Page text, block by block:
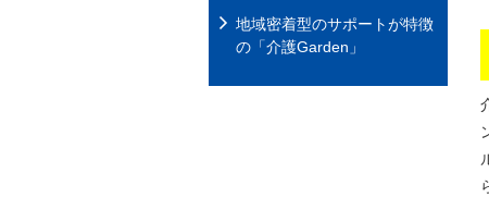
地域密着型のサポートが特徴
の「介護Garden」